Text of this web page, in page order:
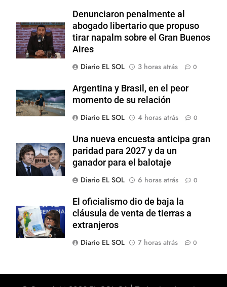
Denunciaron penalmente al
abogado libertario que propuso
tirar napalm sobre el Gran Buenos
Aires
Diario EL SOL
3 horas atrás 0
Argentina y Brasil, en el peor
momento de su relación
Diario EL SOL
4 horas atrás 0
Una nueva encuesta anticipa gran
paridad para 2027 y da un
ganador para el balotaje
Diario EL SOL
6 horas atrás 0
El oficialismo dio de baja la
cláusula de venta de tierras a
extranjeros
Diario EL SOL
7 horas atrás 0